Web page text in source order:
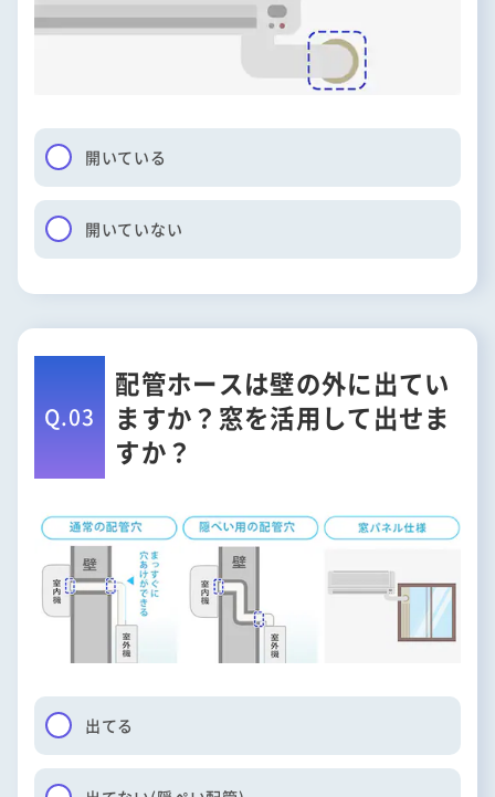
開いている
開いていない
Q.03
配管ホースは壁の外に出てい
ますか？ 窓を活用して出せま
すか？
出てる